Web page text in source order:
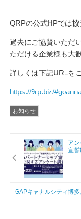
QRPの公式HPでは協
過去にご協賛いただ
ただける企業様も大
詳しくは下記URLを
https://9rp.biz/
お知らせ
ア
宣誓
GAPキャナルシティ博